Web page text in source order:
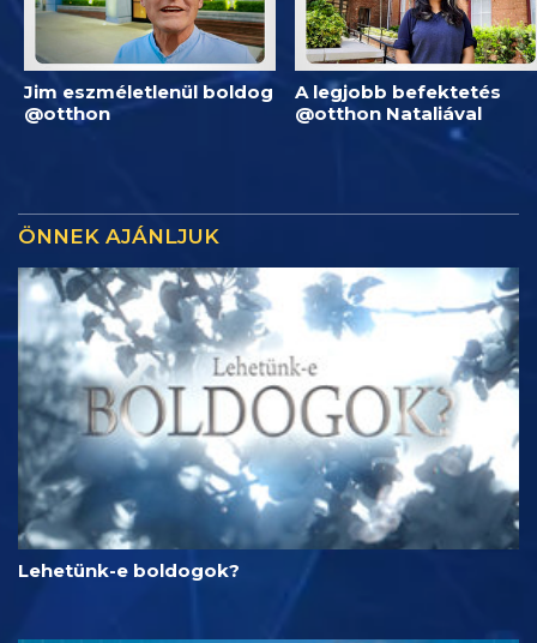
Jim eszméletlenül boldog
@otthon
A legjobb befektetés
@otthon Nataliával
ÖNNEK AJÁNLJUK
Lehetünk-e boldogok?